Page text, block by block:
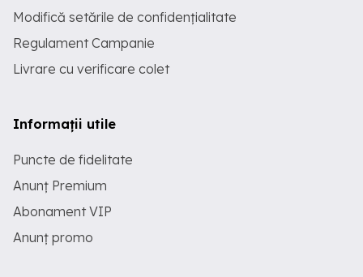
Modifică setările de confidențialitate
Regulament Campanie
Livrare cu verificare colet
Informații utile
Puncte de fidelitate
Anunț Premium
Abonament VIP
Anunț promo